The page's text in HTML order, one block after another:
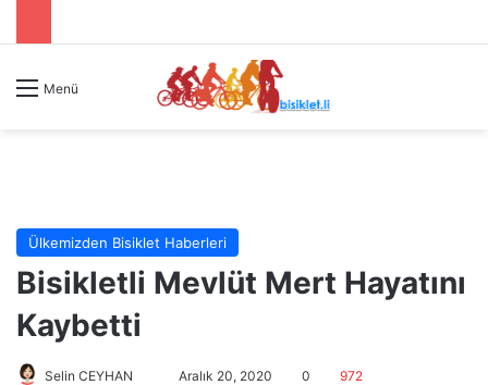
Menü
Ülkemizden Bisiklet Haberleri
Bisikletli Mevlüt Mert Hayatını
Kaybetti
Selin CEYHAN Aralık 20, 2020 0 972